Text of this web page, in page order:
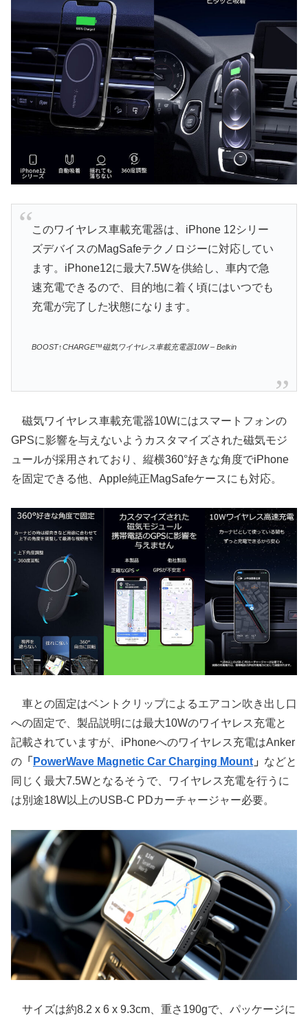
このワイヤレス車載充電器は、iPhone 12シリー
ズデバイスのMagSafeテクノロジーに対応してい
ます。iPhone12に最大7.5Wを供給し、車内で急
速充電できるので、目的地に着く頃にはいつでも
充電が完了した状態になります。
BOOST↑CHARGE™磁気ワイヤレス車載充電器10W – Belkin
磁気ワイヤレス車載充電器10Wにはスマートフォンの
GPSに影響を与えないようカスタマイズされた磁気モジ
ュールが採用されており、縦横360°好きな角度でiPhone
を固定できる他、Apple純正MagSafeケースにも対応。
車との固定はベントクリップによるエアコン吹き出し口
への固定で、製品説明には最大10Wのワイヤレス充電と
記載されていますが、iPhoneへのワイヤレス充電はAnker
の 「 PowerWave Magnetic Car Charging Mount 」 などと
同じく最大7.5Wとなるそうで、ワイヤレス充電を行うに
は別途18W以上のUSB-C PDカーチャージャー必要。
サイズは約8.2 x 6 x 9.3cm、重さ190gで、パッケージに